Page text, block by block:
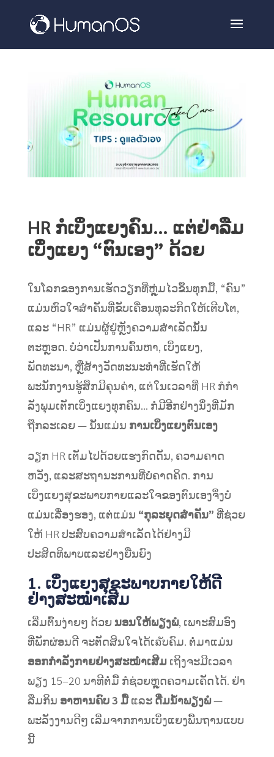
HR ກໍເບິ່ງແຍງຄົນ… ແຕ່ຢ່າລືມ
ເບິ່ງແຍງ “ຕົນເອງ” ດ້ວຍ
ໃນໂລກຂອງການເຮັດວຽກທີ່ຫຼຸ່ມໄວຂຶ້ນທຸກມື້, “ຄົນ”
ແມ່ນຫົວໃຈສໍາຄັນທີ່ຂັບເຄື່ອນທຸລະກິດໃຫ້ເຕີບໂຕ,
ແລະ “HR” ແມ່ນຜູ້ຢູ່ຫຼັງຄວາມສຳເລັດນັ້ນ
ຕະຫຼອດ. ບໍ່ວ່າເປັນການຄົ້ນຫາ, ເບິ່ງແຍງ,
ພັດທະນາ, ຫຼືສ້າງວັດທະນະທຳທີ່ເຮັດໃຫ້
ພະນັກງານຮູ້ສຶກມີຄຸນຄ່າ, ແຕ່ໃນເວລາທີ່ HR ກໍກຳ
ລັງພຸມເຕັກເບິ່ງແຍງທຸກຄົນ… ກໍມີອີກຢ່າງນຶ່ງທີ່ມັກ
ຖືກລະເລຍ — ນັ້ນແມ່ນ ການເບິ່ງແຍງຕົນເອງ
ວຽກ HR ເຕັມໄປດ້ວຍແຮງກົດດັນ, ຄວາມຄາດ
ຫວັງ, ແລະສະຖານະການທີ່ບໍ່ຄາດຄິດ. ການ
ເບິ່ງແຍງສຸຂະພາບກາຍແລະໃຈຂອງຕົນເອງຈຶ່ງບໍ່
ແມ່ນເລື່ອງຮອງ, ແຕ່ແມ່ນ “ກຸລະຍຸດສໍາຄັນ” ທີ່ຊ່ວຍ
ໃຫ້ HR ປະສົບຄວາມສໍາເລັດໄດ້ຢ່າງມີ
ປະສິດທິພາບແລະຢ່າງຍືນຍົງ
1. ເບິ່ງແຍງສຸຂະພາບກາຍໃຫ້ດີ
ຢ່າງສະໝ່ຳເສີມ
ເລີ່ມຕົ້ນງ່າຍໆ ດ້ວຍ ນອນໃຫ້ພຽງພໍ, ເພາະສົມອົງ
ທີ່ພັກຜ່ອນດີ ຈະຕັດສິນໃຈໄດ້ເຉັບຄົມ. ຕໍ່ມາແມ່ນ
ອອກກໍາລັງກາຍຢ່າງສະໝ່ຳເສີມເຖິງຈະມີເວລາ
ພຽງ 15–20 ນາທີຕໍ່ມື້ ກໍຊ່ວຍຫຼຸດຄວາມເຄັດໄດ້. ຢ່າ
ລືມກິນ ອາຫານຄົບ 3 ມື້ແລະ ດື່ມນ້ຳພຽງພໍ—
ພະລັງງານດີໆ ເລີ່ມຈາກການເບິ່ງແຍງພື້ນຖານແບບ
ນີ້